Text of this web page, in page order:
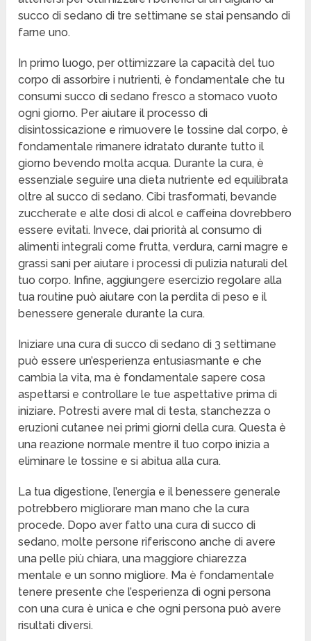
succo di sedano di tre settimane se stai pensando di
farne uno.
In primo luogo, per ottimizzare la capacità del tuo
corpo di assorbire i nutrienti, è fondamentale che tu
consumi succo di sedano fresco a stomaco vuoto
ogni giorno. Per aiutare il processo di
disintossicazione e rimuovere le tossine dal corpo, è
fondamentale rimanere idratato durante tutto il
giorno bevendo molta acqua. Durante la cura, è
essenziale seguire una dieta nutriente ed equilibrata
oltre al succo di sedano. Cibi trasformati, bevande
zuccherate e alte dosi di alcol e caffeina dovrebbero
essere evitati. Invece, dai priorità al consumo di
alimenti integrali come frutta, verdura, carni magre e
grassi sani per aiutare i processi di pulizia naturali del
tuo corpo. Infine, aggiungere esercizio regolare alla
tua routine può aiutare con la perdita di peso e il
benessere generale durante la cura.
Iniziare una cura di succo di sedano di 3 settimane
può essere un’esperienza entusiasmante e che
cambia la vita, ma è fondamentale sapere cosa
aspettarsi e controllare le tue aspettative prima di
iniziare. Potresti avere mal di testa, stanchezza o
eruzioni cutanee nei primi giorni della cura. Questa è
una reazione normale mentre il tuo corpo inizia a
eliminare le tossine e si abitua alla cura.
La tua digestione, l’energia e il benessere generale
potrebbero migliorare man mano che la cura
procede. Dopo aver fatto una cura di succo di
sedano, molte persone riferiscono anche di avere
una pelle più chiara, una maggiore chiarezza
mentale e un sonno migliore. Ma è fondamentale
tenere presente che l’esperienza di ogni persona
con una cura è unica e che ogni persona può avere
risultati diversi.